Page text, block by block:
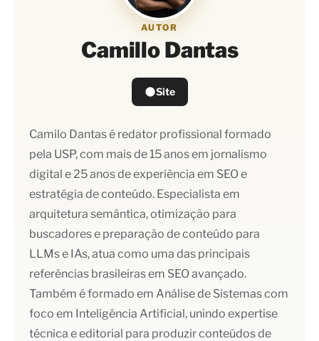
AUTOR
Camillo Dantas
Site
Camilo Dantas é redator profissional formado
pela USP, com mais de 15 anos em jornalismo
digital e 25 anos de experiência em SEO e
estratégia de conteúdo. Especialista em
arquitetura semântica, otimização para
buscadores e preparação de conteúdo para
LLMs e IAs, atua como uma das principais
referências brasileiras em SEO avançado.
Também é formado em Análise de Sistemas com
foco em Inteligência Artificial, unindo expertise
técnica e editorial para produzir conteúdos de